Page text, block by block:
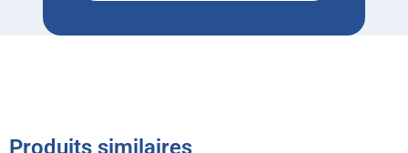
Produits similaires